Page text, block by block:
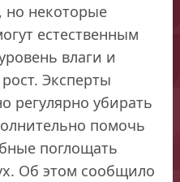
некоторые
естественным
влаги и
Эксперты
регулярно убирать
помочь
поглощать
Об этом сообщило